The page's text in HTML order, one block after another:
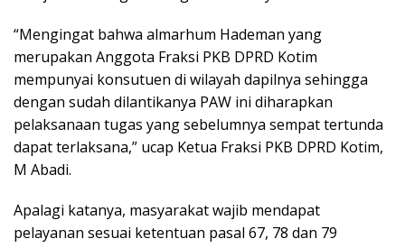
“Mengingat bahwa almarhum Hademan yang
merupakan Anggota Fraksi PKB DPRD Kotim
mempunyai konsutuen di wilayah dapilnya sehingga
dengan sudah dilantikanya PAW ini diharapkan
pelaksanaan tugas yang sebelumnya sempat tertunda
dapat terlaksana,” ucap Ketua Fraksi PKB DPRD Kotim,
M Abadi.
Apalagi katanya, masyarakat wajib mendapat
pelayanan sesuai ketentuan pasal 67, 78 dan 79